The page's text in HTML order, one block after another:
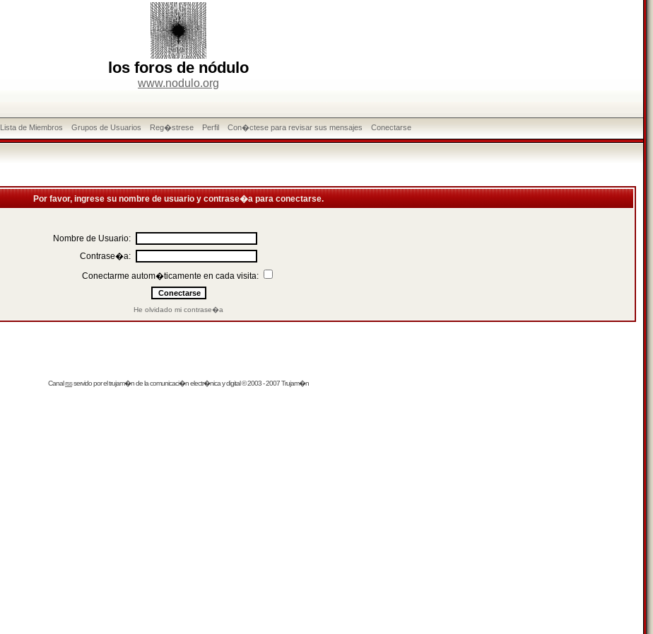
los foros de nódulo
www.nodulo.org
Lista de Miembros Grupos de Usuarios Reg�strese Perfil Con�ctese para revisar sus mensajes Conectarse
Por favor, ingrese su nombre de usuario y contrase�a para conectarse.
Nombre de Usuario:
Contrase�a:
Conectarme autom�ticamente en cada visita:
He olvidado mi contrase�a
Canalrssservido por eltrujam�nde la comunicaci�n electr�nica y digital © 2003 - 2007 Trujam�n